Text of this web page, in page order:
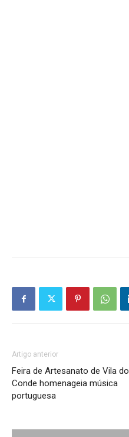
Artigo anterior
Feira de Artesanato de Vila do
Conde homenageia música
portuguesa